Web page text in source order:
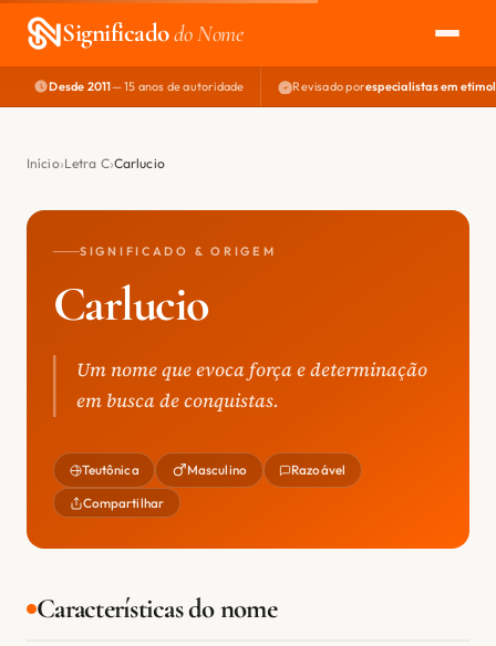
Significadodo Nome
EXPLORAR
NOME PERFEITO
Desde 2011— 15 anos de autoridade Revisado porespecialistas em
Início Letra C Carlucio
SIGNIFICADO & ORIGEM
Carlucio
Um nome que evoca força e determinação
em busca de conquistas.
Teutônica Masculino Razoável
Compartilhar
Características do nome